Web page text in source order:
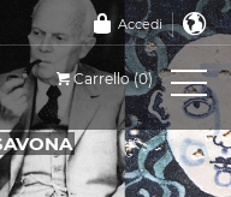
Accedi
Carrello (0)